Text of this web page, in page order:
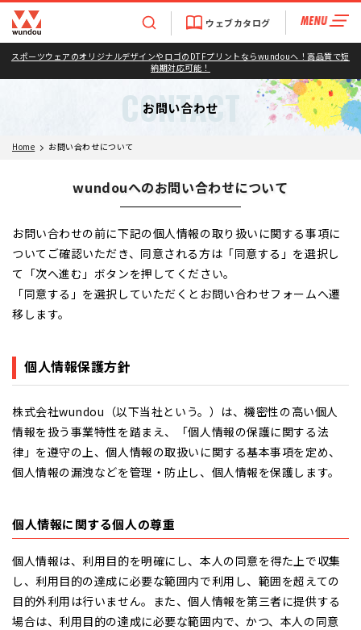
スポーツウェアのオリジナルデザインやロゴのDTFプリントならwundouへ！高品質で短
納期対応可能！
ウェブカタログ
お問い合わせ
CONTACT
Home お問い合わせについて
wundouへのお問い合わせについて
お問い合わせの前に下記の個人情報の取り扱いに関する事項に
ついてご確認いただき、 同意される方は「同意する」を選択し
て「次へ進む」ボタンを押してください。
「同意する」を選択していただくとお問い合わせフォームへ遷
移します。
個人情報保護方針
株式会社wundou（以下当社という。）は、機密性の高い個人
情報を扱う事業特性を踏まえ、「個人情報の保護に関する法
律」を遵守の上、個人情報の取扱いに関する基本事項を定め、
個人情報の漏洩などを管理・防止し、個人情報を保護します。
個人情報に関する個人の尊重
個人情報は、利用目的を明確にし、本人の同意を得た上で収集
し、利用目的の達成に必要な範囲内で利用し、範囲を超えての
目的外利用は行いません。また、個人情報を第三者に提供する
場合は、利用目的の達成に必要な範囲内で、かつ、本人の同意